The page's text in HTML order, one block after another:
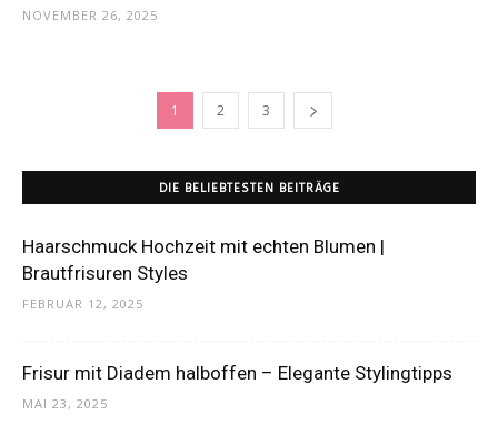
NOVEMBER 26, 2025
1 2 3
DIE BELIEBTESTEN BEITRÄGE
Haarschmuck Hochzeit mit echten Blumen |
Brautfrisuren Styles
FEBRUAR 12, 2025
Frisur mit Diadem halboffen – Elegante Stylingtipps
MAI 23, 2025